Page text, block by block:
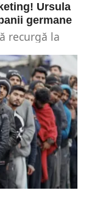
Ursula
germane
recurgă la